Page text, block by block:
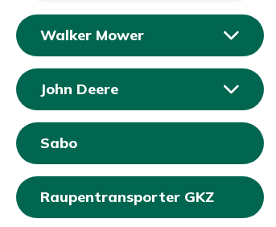
Walker Mower
John Deere
Sabo
Raupentransporter GKZ